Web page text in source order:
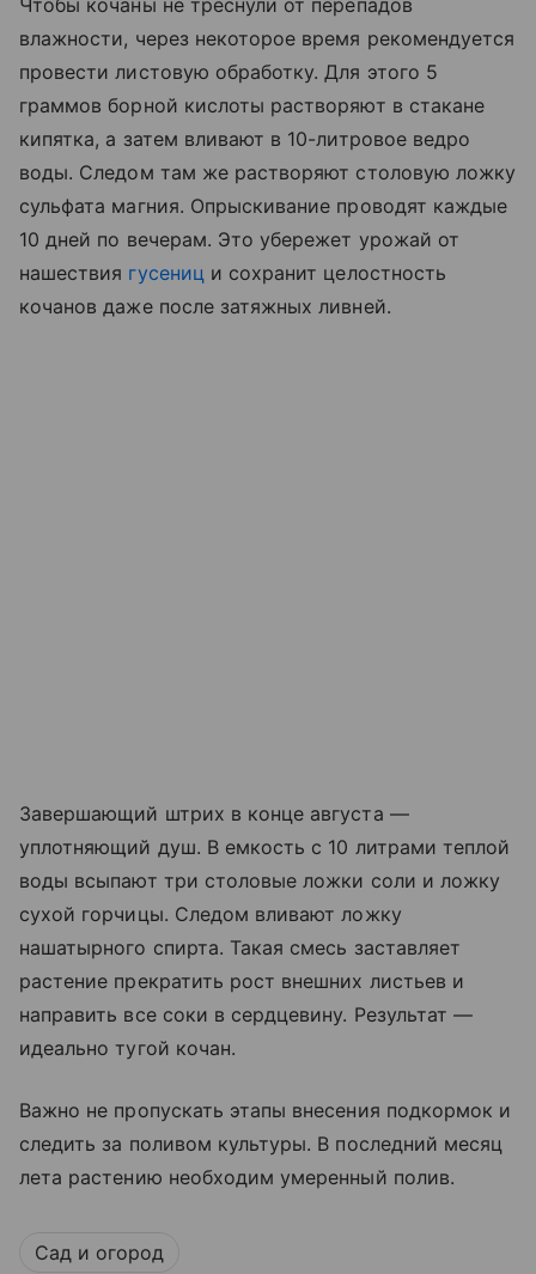
влажности, через некоторое время рекомендуется
провести листовую обработку. Для этого 5
граммов борной кислоты растворяют в стакане
кипятка, а затем вливают в 10-литровое ведро
воды. Следом там же растворяют столовую ложку
сульфата магния. Опрыскивание проводят каждые
10 дней по вечерам. Это убережет урожай от
нашествия гусениц и сохранит целостность
кочанов даже после затяжных ливней.
Завершающий штрих в конце августа —
уплотняющий душ. В емкость с 10 литрами теплой
воды всыпают три столовые ложки соли и ложку
сухой горчицы. Следом вливают ложку
нашатырного спирта. Такая смесь заставляет
растение прекратить рост внешних листьев и
направить все соки в сердцевину. Результат —
идеально тугой кочан.
Важно не пропускать этапы внесения подкормок и
следить за поливом культуры. В последний месяц
лета растению необходим умеренный полив.
Сад и огород